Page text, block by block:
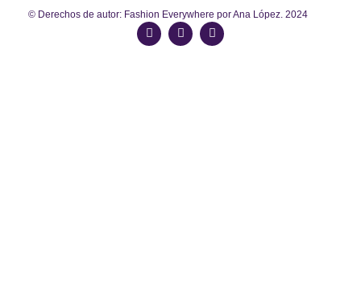
© Derechos de autor: Fashion Everywhere por Ana López. 2024